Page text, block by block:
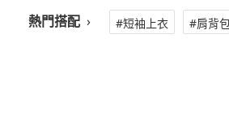
熱門搭配› #短袖上衣 #肩背